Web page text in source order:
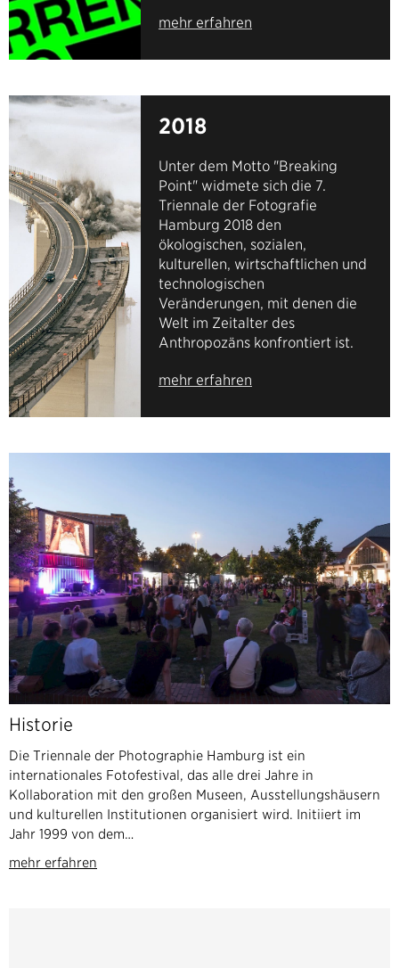
mehr erfahren
2018
Unter dem Motto "Breaking
Point" widmete sich die 7.
Triennale der Fotografie
Hamburg 2018 den
ökologischen, sozialen,
kulturellen, wirtschaftlichen und
technologischen
Veränderungen, mit denen die
Welt im Zeitalter des
Anthropozäns konfrontiert ist.
mehr erfahren
Historie
Die Triennale der Photographie Hamburg ist ein
internationales Fotofestival, das alle drei Jahre in
Kollaboration mit den großen Museen, Ausstellungshäusern
und kulturellen Institutionen organisiert wird. Initiiert im
Jahr 1999 von dem…
mehr erfahren